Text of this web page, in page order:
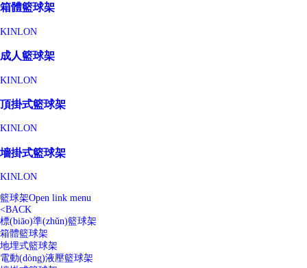
箱體籃球架
KINLON
成人籃球架
KINLON
頂掛式籃球架
KINLON
墻掛式籃球架
KINLON
籃球架Open link menu
<BACK
標(biāo)準(zhǔn)籃球架
箱體籃球架
地埋式籃球架
電動(dòng)液壓籃球架